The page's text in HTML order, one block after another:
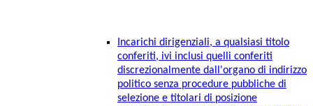
Incarichi dirigenziali, a qualsiasi titolo
conferiti, ivi inclusi quelli conferiti
discrezionalmente dall'organo di indirizzo
politico senza procedure pubbliche di
selezione e titolari di posizione